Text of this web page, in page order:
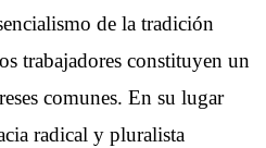
de la tradición
trabajadores constituyen un
comunes. En su lugar
radical y pluralista